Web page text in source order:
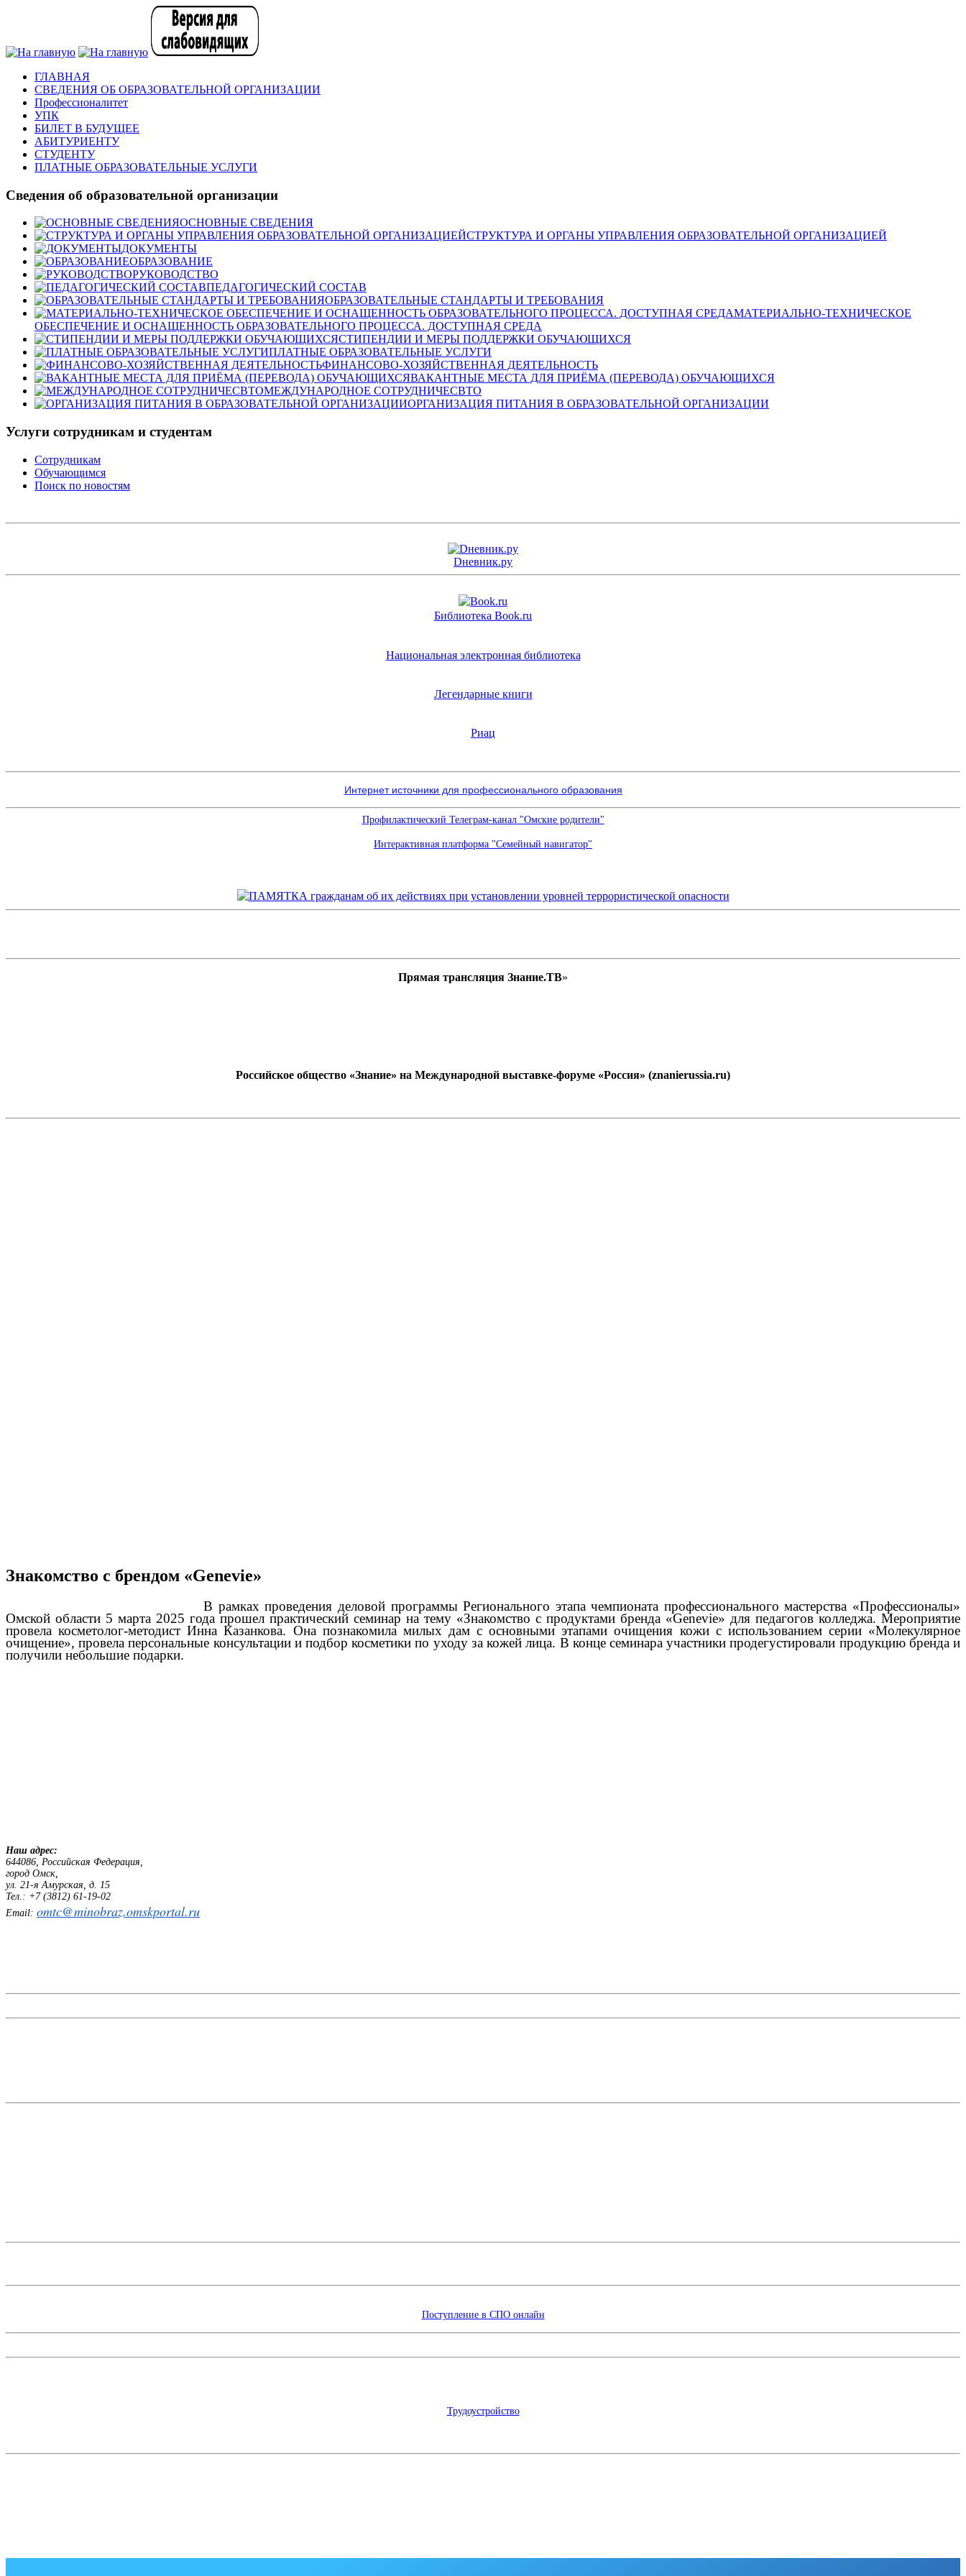
ГЛАВНАЯ
СВЕДЕНИЯ ОБ ОБРАЗОВАТЕЛЬНОЙ ОРГАНИЗАЦИИ
Профессионалитет
УПК
БИЛЕТ В БУДУЩЕЕ
АБИТУРИЕНТУ
СТУДЕНТУ
ПЛАТНЫЕ ОБРАЗОВАТЕЛЬНЫЕ УСЛУГИ
Сведения об образовательной организации
ОСНОВНЫЕ СВЕДЕНИЯ
СТРУКТУРА И ОРГАНЫ УПРАВЛЕНИЯ ОБРАЗОВАТЕЛЬНОЙ ОРГАНИЗАЦИЕЙ
ДОКУМЕНТЫ
ОБРАЗОВАНИЕ
РУКОВОДСТВО
ПЕДАГОГИЧЕСКИЙ СОСТАВ
ОБРАЗОВАТЕЛЬНЫЕ СТАНДАРТЫ И ТРЕБОВАНИЯ
МАТЕРИАЛЬНО-ТЕХНИЧЕСКОЕ
ОБЕСПЕЧЕНИЕ И ОСНАЩЕННОСТЬ ОБРАЗОВАТЕЛЬНОГО ПРОЦЕССА. ДОСТУПНАЯ СРЕДА
СТИПЕНДИИ И МЕРЫ ПОДДЕРЖКИ ОБУЧАЮЩИХСЯ
ПЛАТНЫЕ ОБРАЗОВАТЕЛЬНЫЕ УСЛУГИ
ФИНАНСОВО-ХОЗЯЙСТВЕННАЯ ДЕЯТЕЛЬНОСТЬ
ВАКАНТНЫЕ МЕСТА ДЛЯ ПРИЁМА (ПЕРЕВОДА) ОБУЧАЮЩИХСЯ
МЕЖДУНАРОДНОЕ СОТРУДНИЧЕСВТО
ОРГАНИЗАЦИЯ ПИТАНИЯ В ОБРАЗОВАТЕЛЬНОЙ ОРГАНИЗАЦИИ
Услуги сотрудникам и студентам
Сотрудникам
Обучающимся
Поиск по новостям
Dневник.ру
Библиотека Book.ru
Национальная электронная библиотека
Легендарные книги
Риац
Интернет источники для профессионального образования
Профилактический Телеграм-канал "Омские родители"
Интерактивная платформа "Семейный навигатор"
Прямая трансляция Знание.ТВ»
Российское общество «Знание» на Международной выставке-форуме «Россия» (znanierussia.ru)
Знакомство с брендом «Genevie»
В рамках проведения деловой программы Регионального этапа чемпионата профессионального мастерства «Профессионалы»
Омской области 5 марта 2025 года прошел практический семинар на тему «Знакомство с продуктами бренда «Genevie» для педагогов колледжа. Мероприятие
провела косметолог-методист Инна Казанкова. Она познакомила милых дам с основными этапами очищения кожи с использованием серии «Молекулярное
очищение», провела персональные консультации и подбор косметики по уходу за кожей лица. В конце семинара участники продегустировали продукцию бренда и
получили небольшие подарки.
Наш адрес:
644086, Российская Федерация,
город Омск,
ул. 21-я Амурская, д. 15
Тел.: +7 (3812) 61-19-02
Email: omtc@minobraz.omskportal.ru
Поступление в СПО онлайн
Трудоустройство